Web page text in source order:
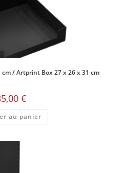
/ Artprint Box 27 x 26 x 31 cm
€
au panier